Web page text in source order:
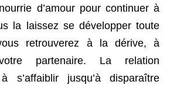
d’amour pour continuer à
la laissez se développer toute
retrouverez à la dérive, à
partenaire. La relation
s’affaiblir jusqu’à disparaître